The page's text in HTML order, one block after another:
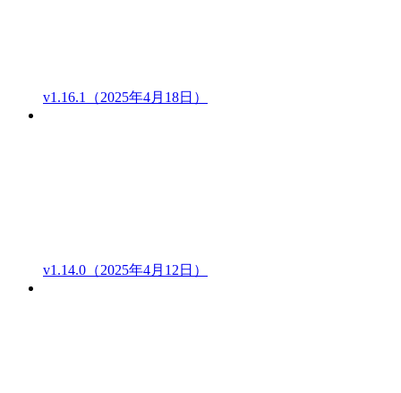
v1.16.1（2025年4月18日）
v1.14.0（2025年4月12日）